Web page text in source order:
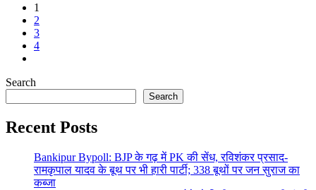
1
2
3
4
Search
Search
Recent Posts
Bankipur Bypoll: BJP के गढ़ में PK की सेंध, रविशंकर प्रसाद-
रामकृपाल यादव के बूथ पर भी हारी पार्टी; 338 बूथों पर जन सुराज का
कब्जा